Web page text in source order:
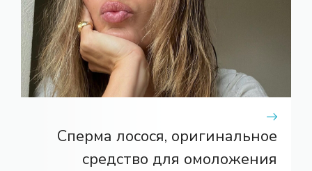
Сперма лосося, оригинальное
средство для омоложения